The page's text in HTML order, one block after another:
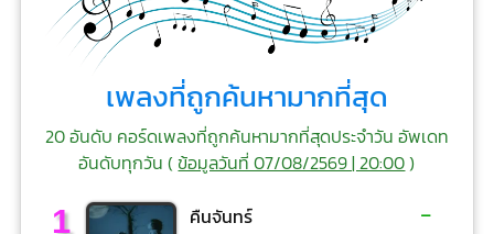
เพลงที่ถูกค้นหามากที่สุด
20 อันดับ คอร์ดเพลงที่ถูกค้นหามากที่สุดประจำวัน อัพเดท
อันดับทุกวัน (ข้อมูลวันที่ 07/08/2569 | 20:00)
1 คืนจันทร์ -